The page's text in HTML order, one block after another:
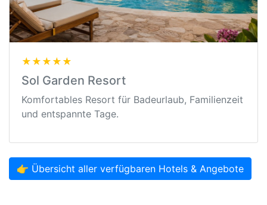
★★★★★
Sol Garden Resort
Komfortables Resort für Badeurlaub, Familienzeit
und entspannte Tage.
👉 Übersicht aller verfügbaren Hotels & Angebote